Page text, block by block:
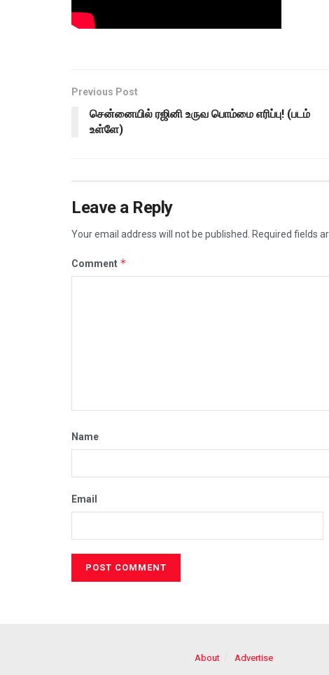
Previous Post
சென்னையில் ரஜினி உருவ பொம்மை எரிப்பு! (படம்
உள்ளே)
Leave a Reply
Your email address will not be published. Required fields
Comment *
Name
Email
About Advertise